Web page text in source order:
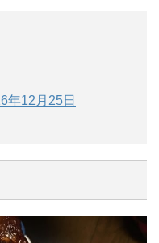
年12月25日